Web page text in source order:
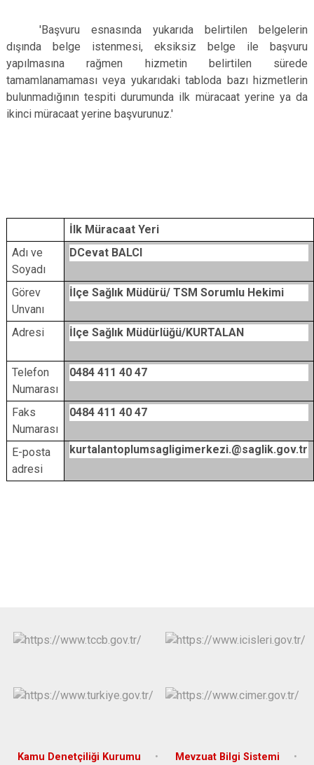
'Başvuru esnasında yukarıda belirtilen belgelerin
dışında belge istenmesi, eksiksiz belge ile başvuru
yapılmasına rağmen hizmetin belirtilen sürede
tamamlanamaması veya yukarıdaki tabloda bazı hizmetlerin
bulunmadığının tespiti durumunda ilk müracaat yerine ya da
ikinci müracaat yerine başvurunuz.'
İlk Müracaat Yeri
Adı ve
Soyadı
DCevat BALCI
Görev
Unvanı
İlçe Sağlık Müdürü/ TSM Sorumlu Hekimi
Adresi İlçe Sağlık Müdürlüğü/KURTALAN
Telefon
Numarası
0484 411 40 47
Faks
Numarası
0484 411 40 47
E-posta
adresi
kurtalantoplumsagligimerkezi.@saglik.gov.tr
Kamu Denetçiliği Kurumu Mevzuat Bilgi Sistemi